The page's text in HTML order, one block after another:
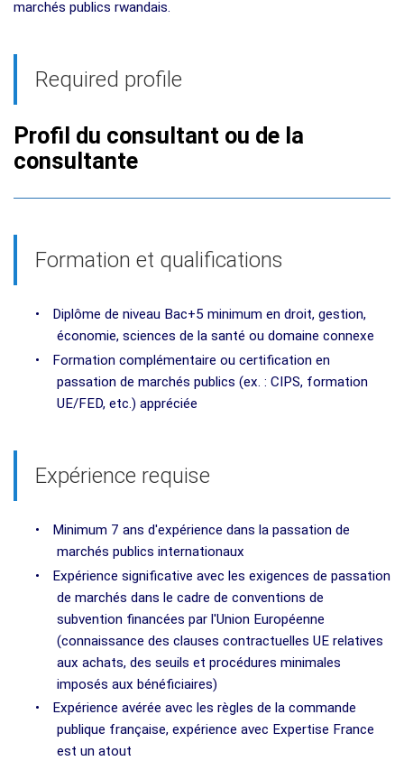
marchés publics rwandais.
Required profile
Profil du consultant ou de la
consultante
Formation et qualifications
•
Diplôme de niveau Bac+5 minimum en droit, gestion,
économie, sciences de la santé ou domaine connexe
•
Formation complémentaire ou certification en
passation de marchés publics (ex. : CIPS, formation
UE/FED, etc.) appréciée
Expérience requise
•
Minimum 7 ans d'expérience dans la passation de
marchés publics internationaux
•
Expérience significative avec les exigences de passation
de marchés dans le cadre de conventions de
subvention financées par l'Union Européenne
(connaissance des clauses contractuelles UE relatives
aux achats, des seuils et procédures minimales
imposés aux bénéficiaires)
•
Expérience avérée avec les règles de la commande
publique française, expérience avec Expertise France
est un atout